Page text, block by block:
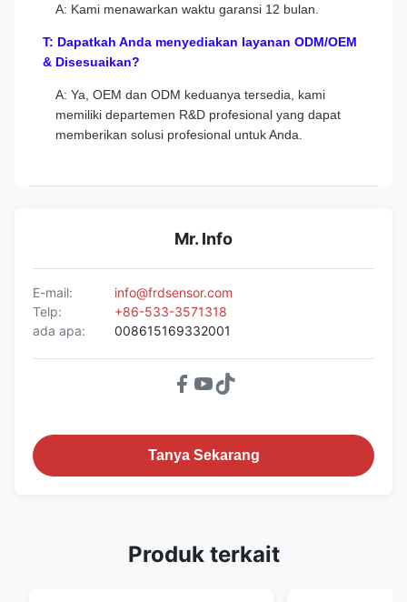
A: Kami menawarkan waktu garansi 12 bulan.
T: Dapatkah Anda menyediakan layanan ODM/OEM
& Disesuaikan?
A: Ya, OEM dan ODM keduanya tersedia, kami
memiliki departemen R&D profesional yang dapat
memberikan solusi profesional untuk Anda.
Mr. Info
E-mail:
info@frdsensor.com
Telp:
+86-533-3571318
ada apa:
008615169332001
Tanya Sekarang
Produk terkait